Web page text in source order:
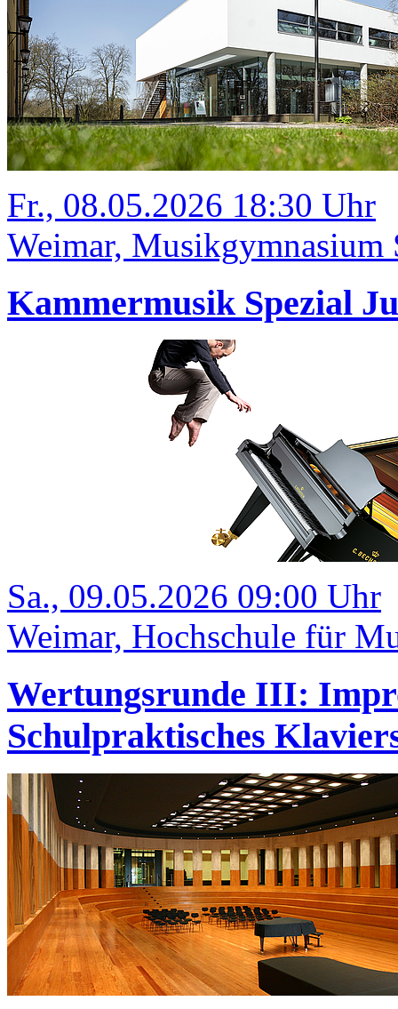
Fr., 08.05.2026 18:30 Uhr
Weimar, Musikgymnasium
Kammermusik Spezial
Sa., 09.05.2026 09:00 Uhr
Weimar, Hochschule für
Wertungsrunde III:
Schulpraktisches